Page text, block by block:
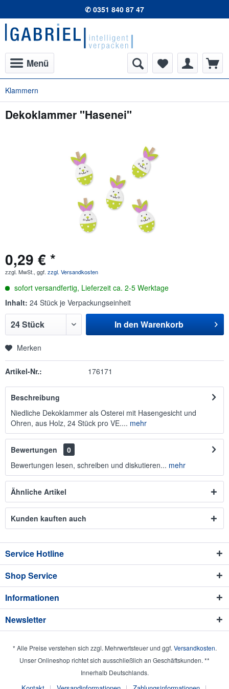
✆ 0351 840 87 47
Menü
Klammern
Dekoklammer "Hasenei"
0,29 € *
zzgl. MwSt., ggf. zzgl. Versandkosten
sofort versandfertig, Lieferzeit ca. 2-5 Werktage
Inhalt: 24 Stück je Verpackungseinheit
In den Warenkorb
Merken
Artikel-Nr.: 176171
Beschreibung
Niedliche Dekoklammer als Osterei mit Hasengesicht und
Ohren, aus Holz, 24 Stück pro VE.... mehr
Bewertungen
0
Bewertungen lesen, schreiben und diskutieren... mehr
Ähnliche Artikel
Kunden kauften auch
Service Hotline
Shop Service
Informationen
Newsletter
* Alle Preise verstehen sich zzgl. Mehrwertsteuer und ggf. Versandkosten.
Unser Onlineshop richtet sich ausschließlich an Geschäftskunden. **
Innerhalb Deutschlands.